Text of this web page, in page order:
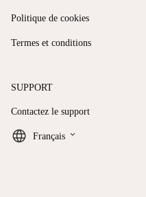
Politique de cookies
Termes et conditions
SUPPORT
Contactez le support
Français keyboard_arrow_down